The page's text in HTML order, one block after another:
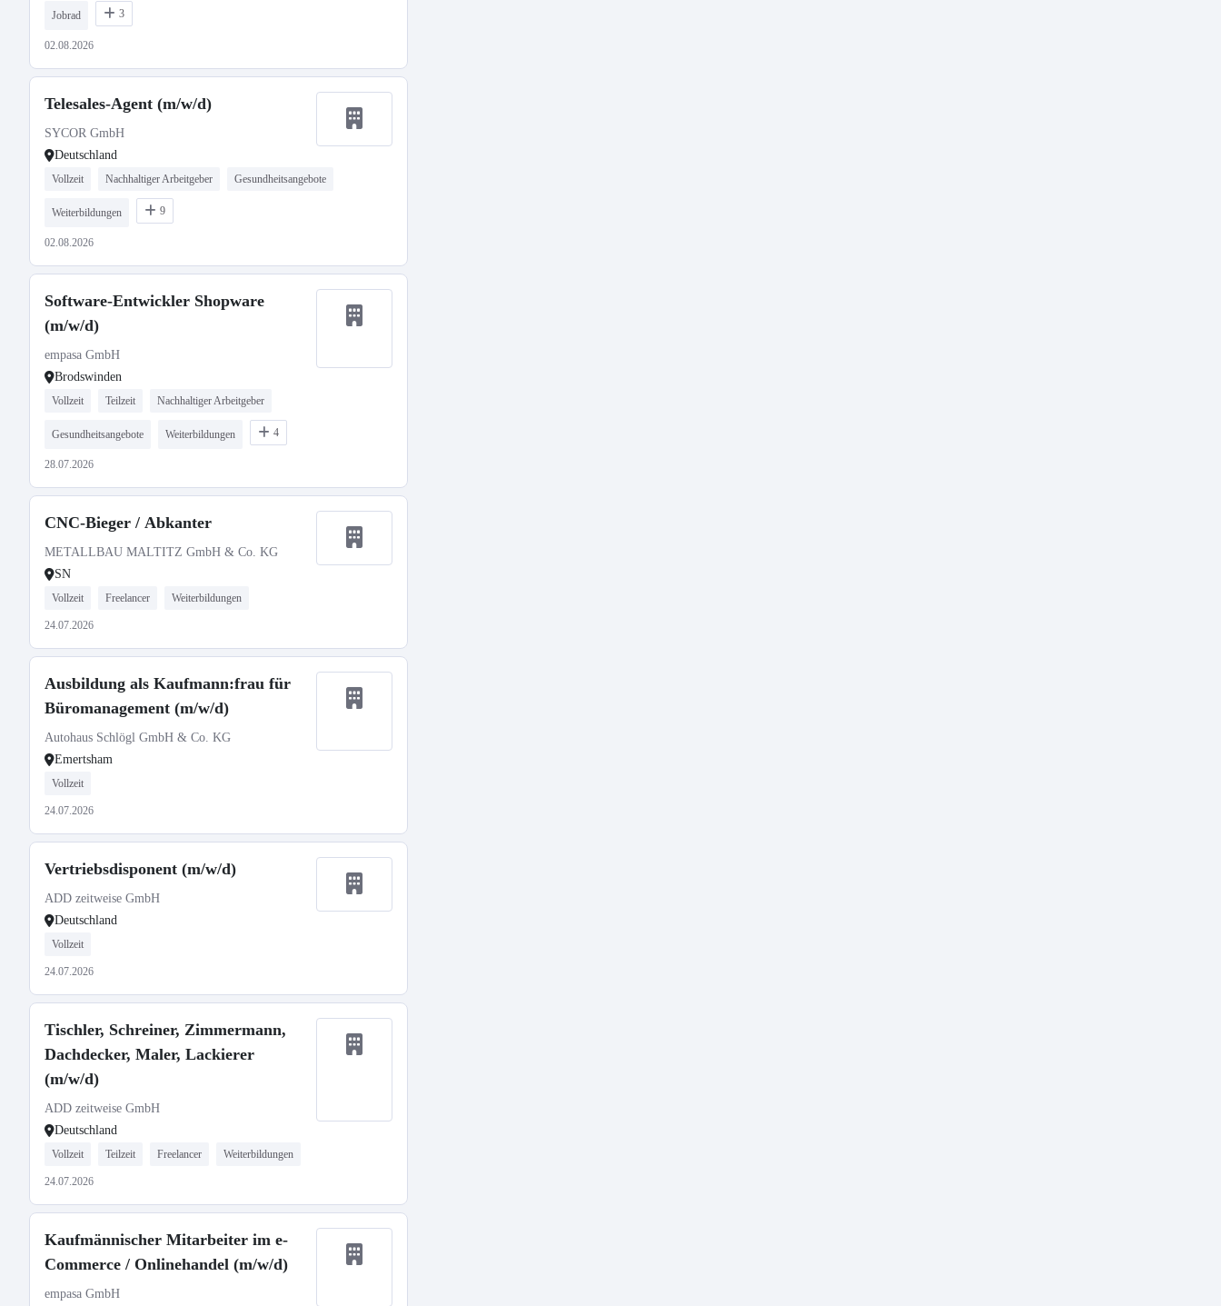
Jobrad 3
02.08.2026
Telesales-Agent (m/w/d)
SYCOR GmbH
Deutschland
Vollzeit Nachhaltiger Arbeitgeber Gesundheitsangebote
Weiterbildungen 9
02.08.2026
Software-Entwickler Shopware
(m/w/d)
empasa GmbH
Brodswinden
Vollzeit Teilzeit Nachhaltiger Arbeitgeber
Gesundheitsangebote Weiterbildungen 4
28.07.2026
CNC-Bieger / Abkanter
METALLBAU MALTITZ GmbH & Co. KG
SN
Vollzeit Freelancer Weiterbildungen
24.07.2026
Ausbildung als Kaufmann:frau für
Büromanagement (m/w/d)
Autohaus Schlögl GmbH & Co. KG
Emertsham
Vollzeit
24.07.2026
Vertriebsdisponent (m/w/d)
ADD zeitweise GmbH
Deutschland
Vollzeit
24.07.2026
Tischler, Schreiner, Zimmermann,
Dachdecker, Maler, Lackierer
(m/w/d)
ADD zeitweise GmbH
Deutschland
Vollzeit Teilzeit Freelancer Weiterbildungen
24.07.2026
Kaufmännischer Mitarbeiter im e-
Commerce / Onlinehandel (m/w/d)
empasa GmbH